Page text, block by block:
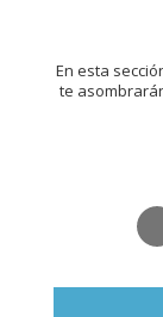
En esta
te